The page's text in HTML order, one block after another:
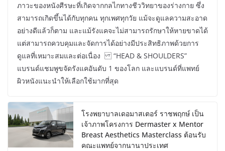
ภาวะของหนังศีรษะที่เกิดจากกลไกทางชีววิทยาของร่างกาย ซึ่ง
สามารถเกิดขึ้นได้กับทุกคน ทุกเพศทุกวัย แม้จะดูแลความสะอาด
อย่างดีแล้วก็ตาม และแม้รังแคจะไม่สามารถรักษาให้หายขาดได้
แต่สามารถควบคุมและจัดการได้อย่างมีประสิทธิภาพด้วยการ
ดูแลที่เหมาะสมและต่อเนื่อง “HEAD & SHOULDERS”
แบรนด์แชมพูขจัดรังแคอันดับ 1 ของโลก และแบรนด์ที่แพทย์
ผิวหนังแนะนำให้เลือกใช้มากที่สุด
โรงพยาบาลเดอมาสเตอร์ ราชพฤกษ์ เป็น
เจ้าภาพโครงการ Dermaster x Mentor
Breast Aesthetics Masterclass ต้อนรับ
คณะแพทย์จากนานาประเทศ